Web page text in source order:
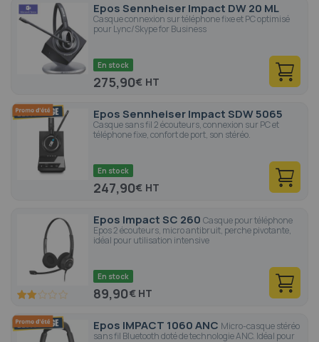
Epos Sennheiser Impact DW 20 ML
Casque connexion sur téléphone fixe et PC optimisé
pour Lync/Skype for Business
En stock
275,90€
Epos Sennheiser Impact SDW 5065
Casque sans fil 2 écouteurs, connexion sur PC et
téléphone fixe, confort de port, son stéréo.
En stock
247,90€
Epos Impact SC 260 Casque pour téléphone
Epos 2 écouteurs, micro antibruit, perche pivotante,
idéal pour utilisation intensive
40 100
En stock
89,90€
Epos IMPACT 1060 ANC Micro-casque stéréo
sans fil Bluetooth doté de technologie ANC. Idéal pour